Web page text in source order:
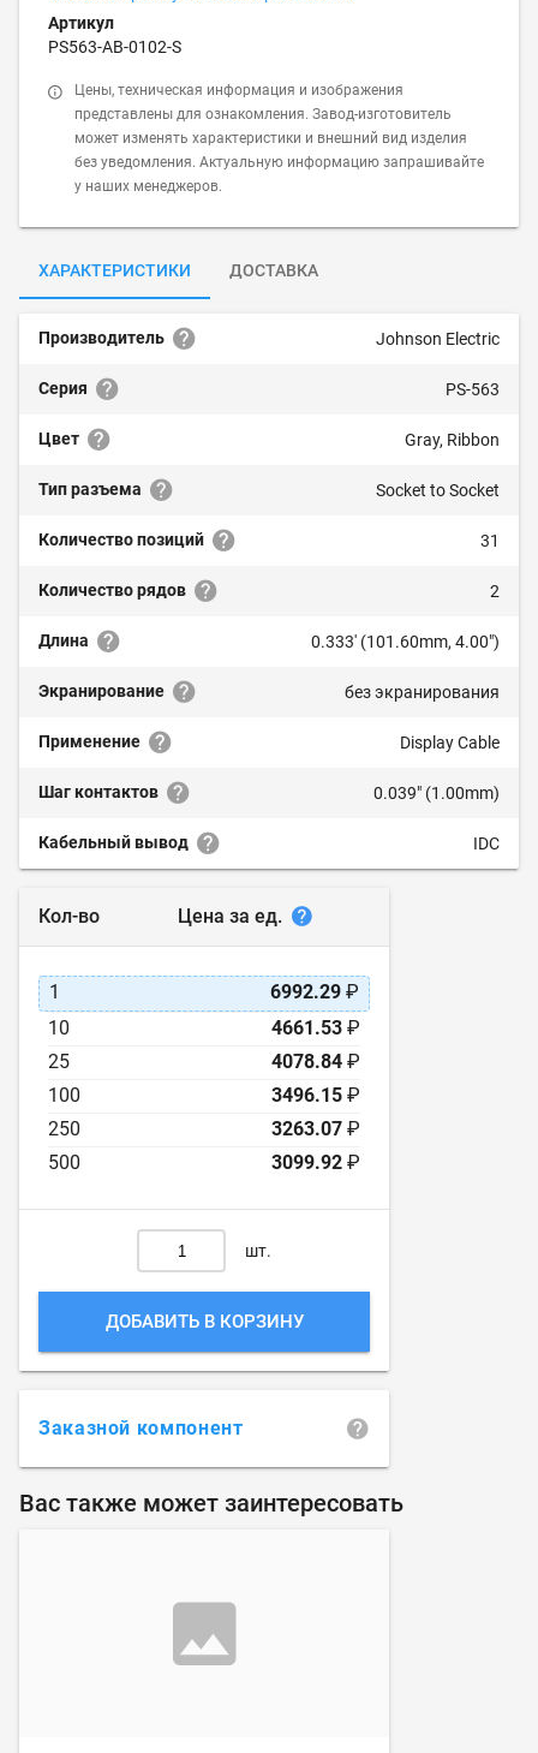
Артикул
PS563-AB-0102-S
Цены, техническая информация и изображения
представлены для ознакомления. Завод-изготовитель
может изменять характеристики и внешний вид изделия
без уведомления. Актуальную информацию запрашивайте
у наших менеджеров.
ХАРАКТЕРИСТИКИ ДОСТАВКА
Производитель Johnson Electric
Серия PS-563
Цвет Gray, Ribbon
Тип разъема Socket to Socket
Количество позиций 31
Количество рядов 2
Длина 0.333' (101.60mm, 4.00")
Экранирование без экранирования
Применение Display Cable
Шаг контактов 0.039" (1.00mm)
Кабельный вывод IDC
Кол-во Цена за ед.
1 6992.29 ₽
10
4661.53 ₽
25
4078.84 ₽
100
3496.15 ₽
250
3263.07 ₽
500
3099.92 ₽
шт.
ДОБАВИТЬ В КОРЗИНУ
Заказной компонент
Вас также может заинтересовать